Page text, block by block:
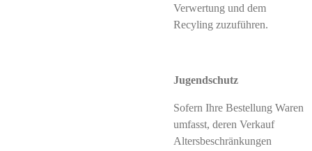
Verwertung und dem
Recyling zuzuführen.
Jugendschutz
Sofern Ihre Bestellung Waren
umfasst, deren Verkauf
Altersbeschränkungen